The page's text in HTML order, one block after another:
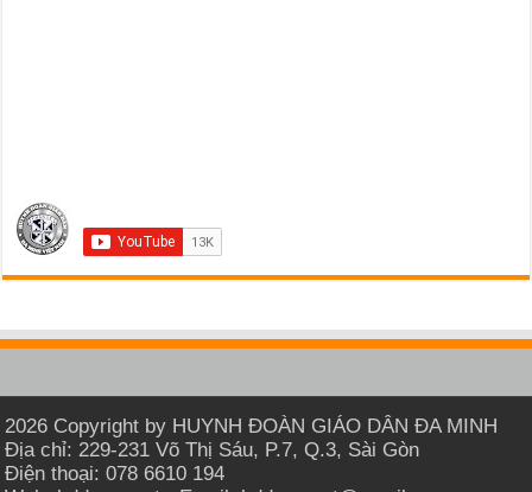
2026 Copyright by HUYNH ĐOÀN GIÁO DÂN ĐA MINH
Địa chỉ: 229-231 Võ Thị Sáu, P.7, Q.3, Sài Gòn
Điện thoại: 078 6610 194